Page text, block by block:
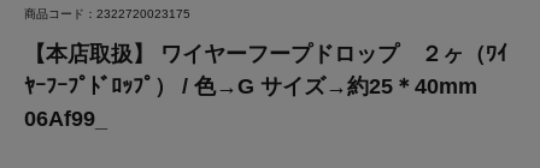
商品コード：2322720023175
【本店取扱】 ワイヤーフープドロップ ２ヶ（ﾜｲ
ﾔｰﾌｰﾌﾟﾄﾞﾛｯﾌﾟ） / 色→G サイズ→約25＊40mm
06Af99_